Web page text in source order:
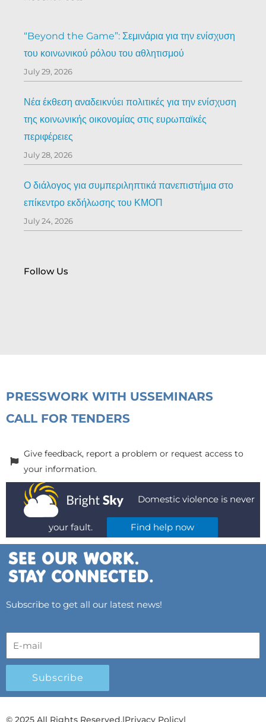
“Beyond the Game”: Σεμινάρια για την ενίσχυση
του κοινωνικού ρόλου του αθλητισμού
July 29, 2026
Νέα έκθεση αναδεικνύει πολιτικές για την ενίσχυση
της κοινωνικής οικονομίας στις ευρωπαϊκές
περιφέρειες
July 28, 2026
Ο διάλογος για συμπεριληπτικά πανεπιστήμια στο
επίκεντρο εκδήλωσης του ΚΜΟΠ
July 24, 2026
Follow Us
PRESSWORK WITH USSEMINARS
CALL FOR TENDERS
Give feedback, report a problem or request access to
your information.
Domestic violence is never
your fault. Find help now
Subscribe to get all our latest news!
Subscribe
© 2025 All Rights Reserved.|Privacy Policy|